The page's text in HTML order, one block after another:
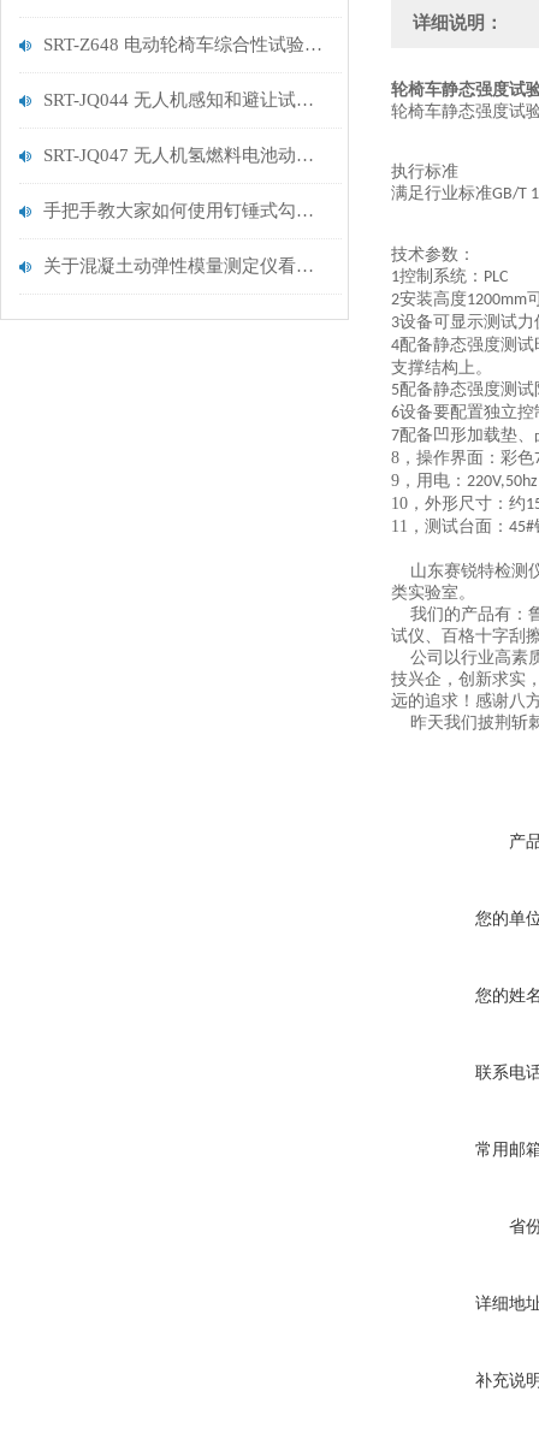
SRT-Z648 电动轮椅车综合性试验机的简单介绍
SRT-JQ044 无人机感知和避让试验机的简单介绍
SRT-JQ047 无人机氢燃料电池动力系统试验机用途有哪些 符合标准
手把手教大家如何使用钉锤式勾丝性测试机
关于混凝土动弹性模量测定仪看这一篇就够了
详细说明：
轮椅车静态强度试
轮椅车静态强度试
执行标准
满足行业标准GB/T
技术参数：
1控制系统： PLC
2安装高度1200mm
3设备可显示测试
4配备静态强度测
支撑结构上。
5配备静态强度测
6设备要配置独立控
7配备凹形加载垫
8， 操作界面：彩色
9， 用电：
10， 外形尺寸：约
11， 测试台面： 45#
山东赛锐特检测
类实验室。
我们的产品有：
试仪、百格十字刮
公司以行业高素
技兴企，创新求实
远的追求！感谢八
昨天我们披荆斩
产
您的单
您的姓
联系电
常用邮
省
详细地
补充说